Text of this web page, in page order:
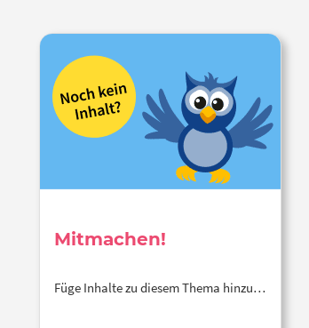
Mitmachen!
Füge Inhalte zu diesem Thema hinzu…